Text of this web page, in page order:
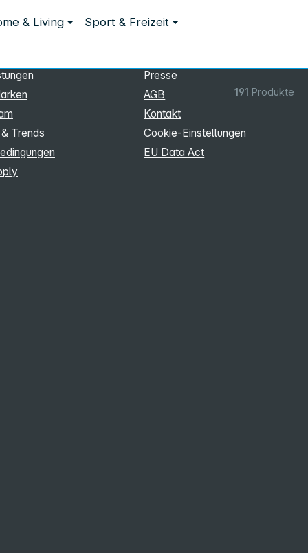
& Living Sport & Freizeit
191 Produkte
Trends
Presse
AGB
Kontakt
Cookie‑Einstellungen
EU Data Act